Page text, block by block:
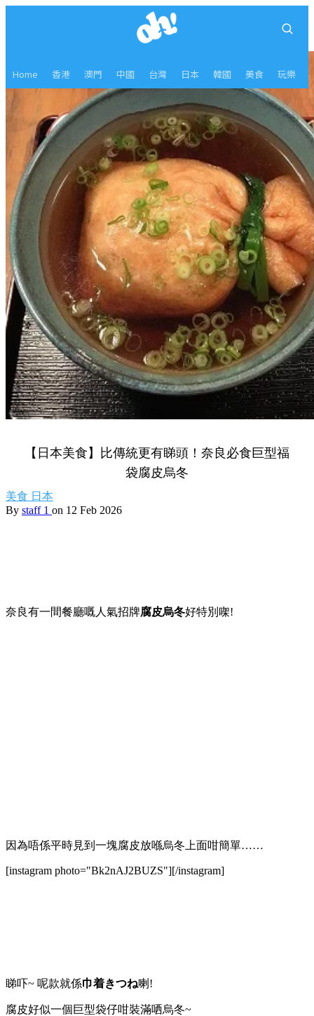
Home 香港 澳門 中國 台灣 日本 韓國 美食 玩樂
【日本美食】比傳統更有睇頭！奈良必食巨型福
袋腐皮烏冬
美食 日本
By staff 1 on 12 Feb 2026
奈良有一間餐廳嘅人氣招牌腐皮烏冬好特別㗎!
因為唔係平時見到一塊腐皮放喺烏冬上面咁簡單……
[instagram photo="Bk2nAJ2BUZS"][/instagram]
睇吓~ 呢款就係巾着きつね喇!
腐皮好似一個巨型袋仔咁裝滿哂烏冬~